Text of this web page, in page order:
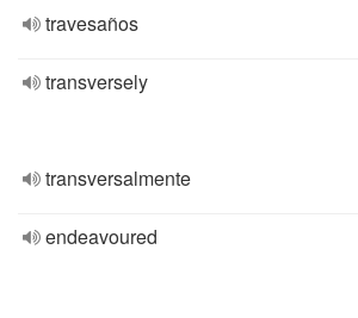
travesaños
transversely
transversalmente
endeavoured